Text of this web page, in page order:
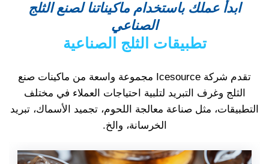
ابدأ عملك باستخدام ماكيناتنا لصنع الثلج
الصناعي
تطبيقات الثلج الصناعية
تقدم شركة Icesource مجموعة واسعة من ماكينات صنع
الثلج وغرف التبريد لتلبية احتياجات العملاء في مختلف
التطبيقات، مثل صناعة معالجة اللحوم، تجميد الأسماك، تبريد
الخرسانة، والخ.